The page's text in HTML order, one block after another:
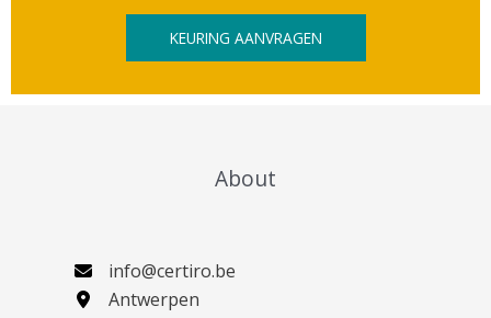
KEURING AANVRAGEN
About
info@certiro.be
Antwerpen